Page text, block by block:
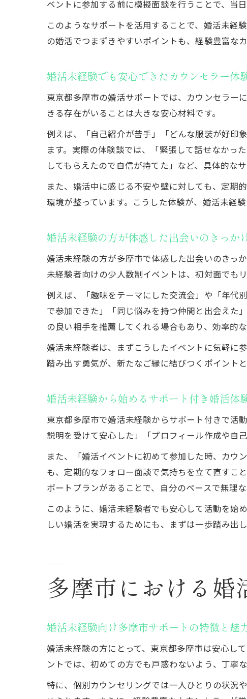
ベントに参加する前に模擬面談を行うことで、当
このようなサポートを活用することで、婚活未経
の婚活でつまずきやすいポイントも、経験豊富な
婚活未経験でも安心できたカウンセラー体
東京都多摩市の婚活サポートでは、カウンセラー
きる存在がいることは大きな安心材料です。
例えば、「自己紹介が苦手」「どんな服装が好印
ます。実際の体験談では、「緊張して話せなかっ
してもらえたので自信が持てた」など、具体的な
また、婚活中に感じる不安や壁に対しても、定期
環境が整っています。こうした体験が、婚活未経
婚活未経験の方が体感した出会いのきっか
婚活未経験の方が多摩市で体感した出会いのきっ
未経験者向けの少人数制イベントは、初対面でも
例えば、「趣味をテーマにした交流会」や「年代
で参加できた」「同じ悩みを持つ仲間と出会えた
の良い相手を推薦してくれる場合もあり、効率的
婚活未経験者は、まずこうしたイベントに気軽に
踏み出す勇気が、新たなご縁に結びつくポイントと
婚活未経験から始めるサポート付き婚活体
東京都多摩市で婚活未経験からサポート付きで活
説明を受けて安心した」「プロフィール作成や自
また、「婚活イベントに初めて参加した時、カウ
も、定期的なフォロー面談で気持ちを立て直すこ
ポートプランがあることで、自分のペースで無理
このように、婚活未経験者でも安心して活動を始
しい婚活を実現するためにも、まずは一歩踏み出
多摩市における婚
婚活未経験向け多摩市サポートの特徴と魅
婚活未経験の方にとって、東京都多摩市は安心し
ントでは、初めての方でも戸惑わないよう、丁寧
特に、個別カウンセリングでは一人ひとりの状況